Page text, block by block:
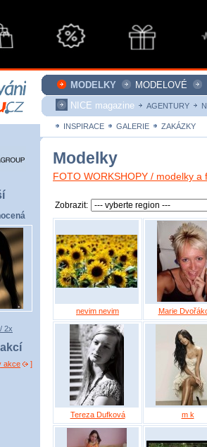
MODELKY MODELOVÉ
NICE magazine
AGENTURY
INSPIRACE GALERIE ZAKÁZKY
2x
akce ]
Modelky
FOTO WORKSHOPY / modelky
Zobrazit:
nevim nevim Marie
Tereza Dufková m k